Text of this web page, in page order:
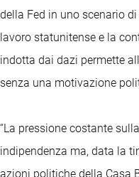
della Fed in uno scenario
lavoro statunitense e la
indotta dai dazi permette
senza una motivazione
“La pressione costante
indipendenza ma, data la
azioni politiche della Casa